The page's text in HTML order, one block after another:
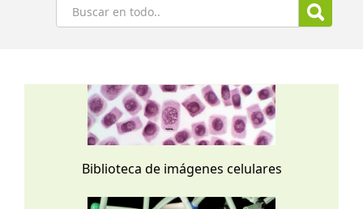
Biblioteca de imágenes celulares